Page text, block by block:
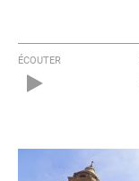
ÉCOUTER